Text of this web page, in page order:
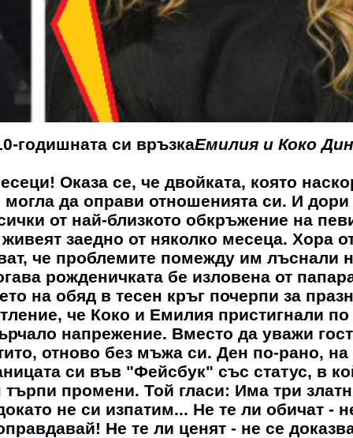
годишната си връзкаЕмилия и Коко
Оказа се, че двойката, която
да оправи отношенията си. И дори
от най-близкото обкръжение на
заедно от няколко месеца. Хора
че проблемите помежду им лъснали
рожденичката бе изловена от
на обяд в тесен кръг почерпи за
че Коко и Емилия пристигнали по
напрежение. Вместо да уважи
отново без мъжа си. Ден по-рано, на
си във "Фейсбук" със статус, в
търпи промени. Той гласи: Има три
не си изпатим... Не те ли обичат -
Не те ли ценят - не се